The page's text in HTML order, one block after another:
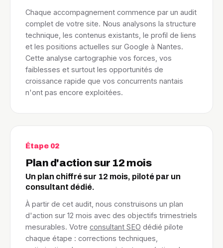
Chaque accompagnement commence par un audit
complet de votre site. Nous analysons la structure
technique, les contenus existants, le profil de liens
et les positions actuelles sur Google à Nantes.
Cette analyse cartographie vos forces, vos
faiblesses et surtout les opportunités de
croissance rapide que vos concurrents nantais
n'ont pas encore exploitées.
Étape 02
Plan d'action sur 12 mois
Un plan chiffré sur 12 mois, piloté par un
consultant dédié.
À partir de cet audit, nous construisons un plan
d'action sur 12 mois avec des objectifs trimestriels
mesurables. Votre consultant SEO dédié pilote
chaque étape : corrections techniques,